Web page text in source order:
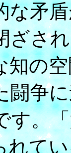
な矛
ざさ
知の
闘争
す。
れて